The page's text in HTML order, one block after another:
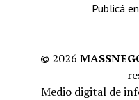
Publicá
© 2026
Medio digital de